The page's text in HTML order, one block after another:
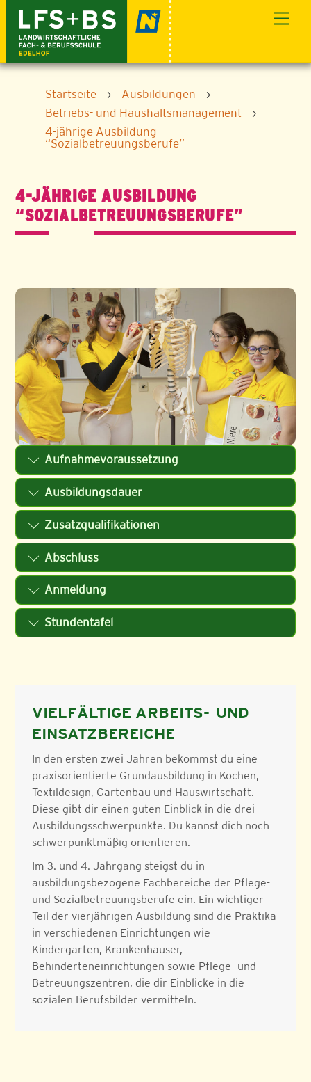
content
Startseite › Ausbildungen
›
Betriebs- und Haushaltsmanagement
›
4-jährige Ausbildung
“Sozialbetreuungsberufe”
4-JÄHRIGE AUSBILDUNG
“SOZIALBETREUUNGSBERUFE”
Aufnahmevoraussetzung
Ausbildungsdauer
Zusatzqualifikationen
Abschluss
Anmeldung
Stundentafel
VIELFÄLTIGE ARBEITS- UND
EINSATZBEREICHE
In den ersten zwei Jahren bekommst du eine
praxisorientierte Grundausbildung in Kochen,
Textildesign, Gartenbau und Hauswirtschaft.
Diese gibt dir einen guten Einblick in die drei
Ausbildungsschwerpunkte. Du kannst dich noch
schwerpunktmäßig orientieren.
Im 3. und 4. Jahrgang steigst du in
ausbildungsbezogene Fachbereiche der Pflege-
und Sozialbetreuungsberufe ein. Ein wichtiger
Teil der vierjährigen Ausbildung sind die Praktika
in verschiedenen Einrichtungen wie
Kindergärten, Krankenhäuser,
Behinderteneinrichtungen sowie Pflege- und
Betreuungszentren, die dir Einblicke in die
sozialen Berufsbilder vermitteln.